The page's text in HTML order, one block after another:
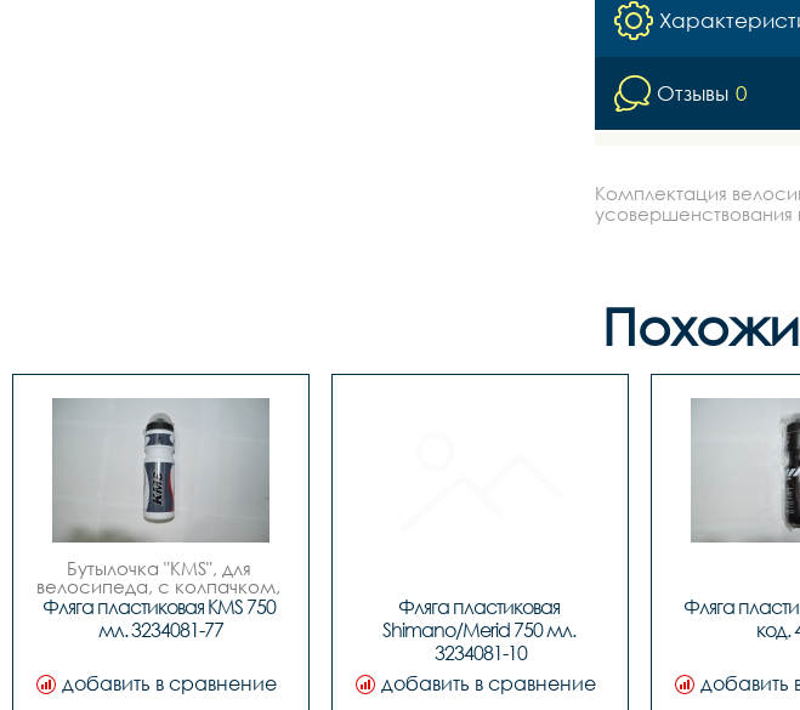
Отзывы 0
Комплектация
усовершенствования
Бутылочка "KMS", для
велосипеда, с колпачком,
пластиковая, 750мл, 3
цвета (бело/синие, бело/
красные, бело/зеленые),
Фляга пластиковая KMS 750
мл. 3234081-77
добавить в сравнение
Фляга пластиковая
Shimano/Merid 750 мл.
3234081-10
добавить в сравнение
Фляга
код.
добавить